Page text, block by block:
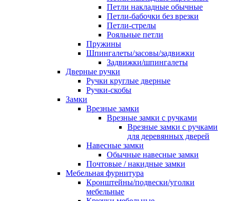
Петли накладные обычные
Петли-бабочки без врезки
Петли-стрелы
Рояльные петли
Пружины
Шпингалеты/засовы/задвижки
Задвижки/шпингалеты
Дверные ручки
Ручки круглые дверные
Ручки-скобы
Замки
Врезные замки
Врезные замки с ручками
Врезные замки с ручками
для деревянных дверей
Навесные замки
Обычные навесные замки
Почтовые / накидные замки
Мебельная фурнитура
Кронштейны/подвески/уголки
мебельные